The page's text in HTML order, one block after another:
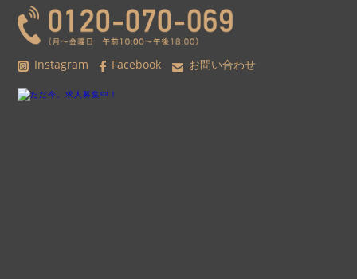
Instagram Facebook お問い合わせ